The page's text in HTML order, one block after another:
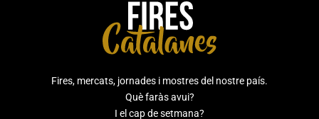
Fires, mercats, jornades i mostres del nostre país.
Què faràs avui?
I el cap de setmana?